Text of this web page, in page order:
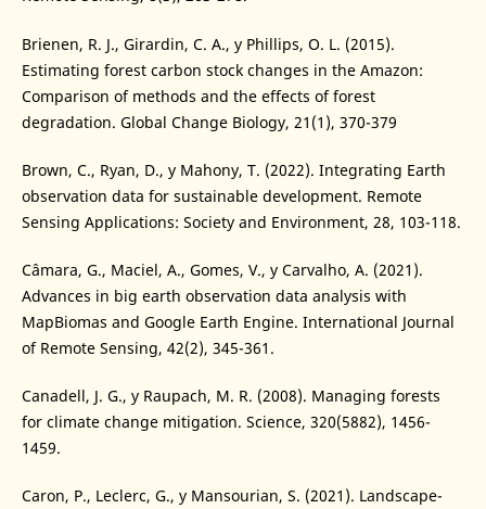
Brienen, R. J., Girardin, C. A., y Phillips, O. L. (2015).
Estimating forest carbon stock changes in the Amazon:
Comparison of methods and the effects of forest
degradation. Global Change Biology, 21(1), 370-379
Brown, C., Ryan, D., y Mahony, T. (2022). Integrating Earth
observation data for sustainable development. Remote
Sensing Applications: Society and Environment, 28, 103-118.
Câmara, G., Maciel, A., Gomes, V., y Carvalho, A. (2021).
Advances in big earth observation data analysis with
MapBiomas and Google Earth Engine. International Journal
of Remote Sensing, 42(2), 345-361.
Canadell, J. G., y Raupach, M. R. (2008). Managing forests
for climate change mitigation. Science, 320(5882), 1456-
1459.
Caron, P., Leclerc, G., y Mansourian, S. (2021). Landscape-